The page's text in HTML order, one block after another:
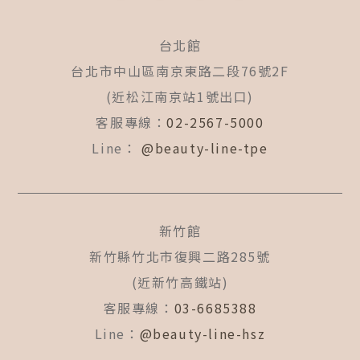
o
k
-
f
a
g
r
a
m
b
e
台北館
台北市中山區南京東路二段76號2F
(近松江南京站1號出口)
客服專線：02-2567-5000
Line： @beauty-line-tpe
新竹館
新竹縣竹北市復興二路285號
(近新竹高鐵站)
客服專線： 03-6685388
Line： @beauty-line-hsz